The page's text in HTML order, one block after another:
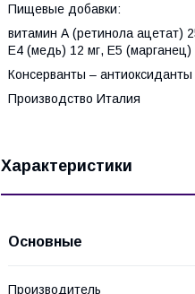
Пищевые добавки:
витамин А (ретинола ацетат)
Е4 (медь) 12 мг, Е5 (марганец)
Консерванты – антиоксиданты
Производство Италия
Характеристики
Основные
Производитель